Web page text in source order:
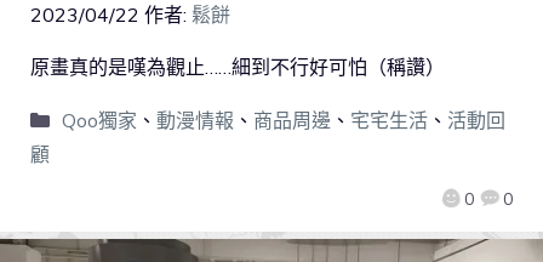
2023/04/22 作者: 鬆餅
0 0
原畫真的是嘆為觀止……細到不行好可怕（稱讚）
Qoo獨家 、 動漫情報 、 商品周邊 、 宅宅生活、 活動回
顧